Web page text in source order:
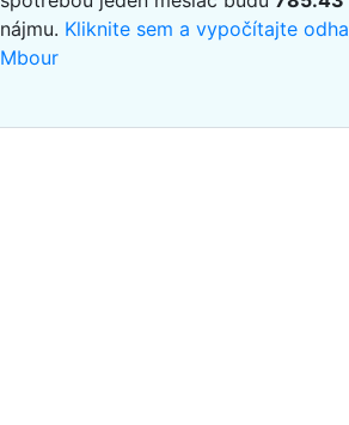
nájmu. Kliknite sem a vypočítajte
Mbour